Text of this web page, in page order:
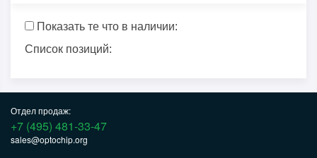
Показать те что в наличии:
Список позиций:
Отдел продаж:
+7 (495) 481-33-47
sales@optochip.org